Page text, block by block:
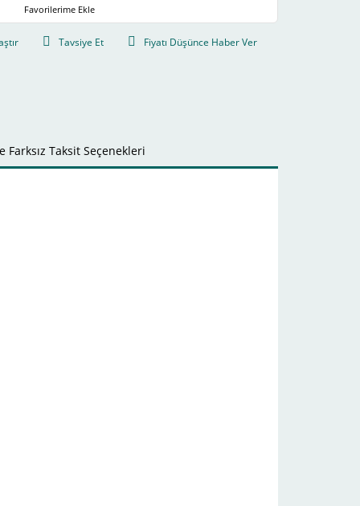
Tavsiye Et Fiyatı Düşünce Haber Ver
Farksız Taksit Seçenekleri